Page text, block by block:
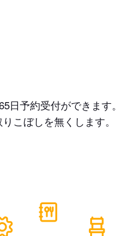
予約受付ができます。
こぼしを無くします。